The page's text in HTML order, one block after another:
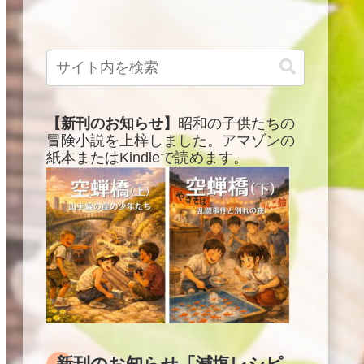
【新刊のお知らせ】 昭和の子供たちの
冒険小説を上梓しました。アマゾンの
紙本またはKindleで読めます。